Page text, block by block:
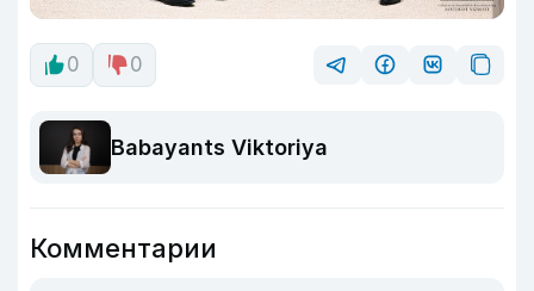
0 0
Babayants Viktoriya
Комментарии